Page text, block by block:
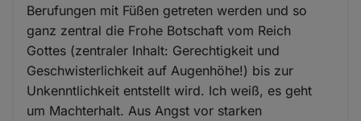
Berufungen mit Füßen getreten werden und so
ganz zentral die Frohe Botschaft vom Reich
Gottes (zentraler Inhalt: Gerechtigkeit und
Geschwisterlichkeit auf Augenhöhe!) bis zur
Unkenntlichkeit entstellt wird. Ich weiß, es geht
um Machterhalt. Aus Angst vor starken